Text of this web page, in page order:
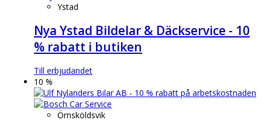
Ystad
Nya Ystad Bildelar & Däckservice - 10
% rabatt i butiken
Till erbjudandet
10 %
Örnsköldsvik